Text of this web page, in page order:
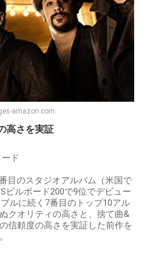
amazon.com
高さを実証
ド
目のスタジオアルバム（米国で
ビルボード200で9位でデビュー
ルに続く7番目のトップ10アル
クオリティの高さと、捨て曲&
信頼度の高さを実証した前作を